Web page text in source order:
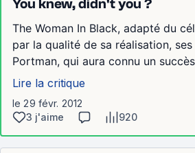
You knew, didn't you ?
The Woman In Black, adapté du
par la qualité de sa réalisation,
Portman, qui aura connu un
Lire la critique
le 29 févr. 2012
3 j'aime
920